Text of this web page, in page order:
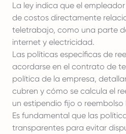
La ley indica que el
de costos directamente
teletrabajo, como una parte
internet y electricidad.
Las políticas específicas de
acordarse en el contrato de
política de la empresa,
cubren y cómo se calcula el
un estipendio fijo o reembolso
Es fundamental que las
transparentes para evitar